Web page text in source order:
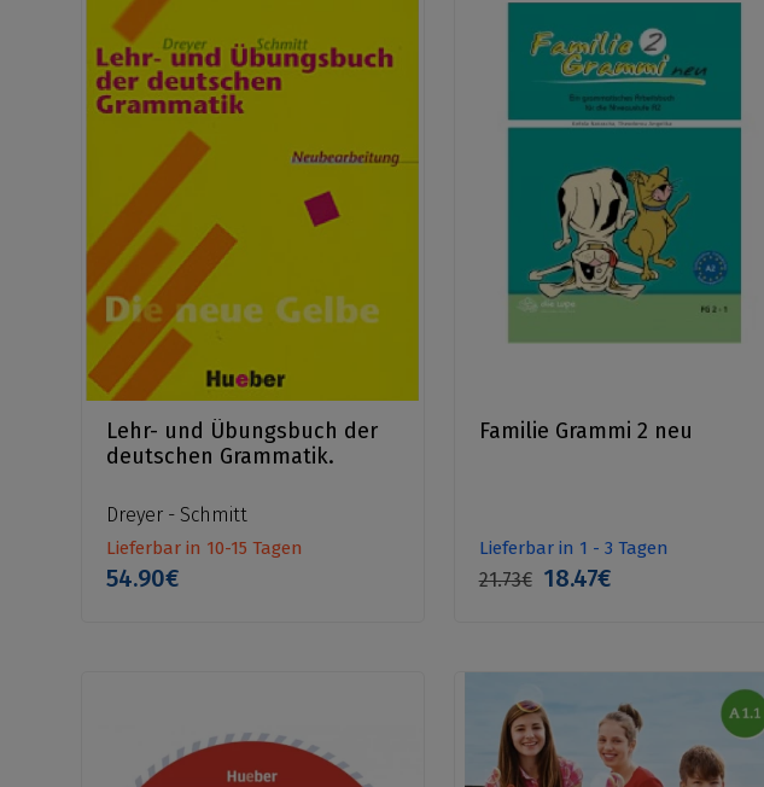
Lehr- und Übungsbuch der
deutschen Grammatik.
Dreyer - Schmitt
Lieferbar in 10-15 Tagen
54.90€
Familie Grammi 2 neu
Lieferbar in 1 - 3 Tagen
21.73€ 18.47€